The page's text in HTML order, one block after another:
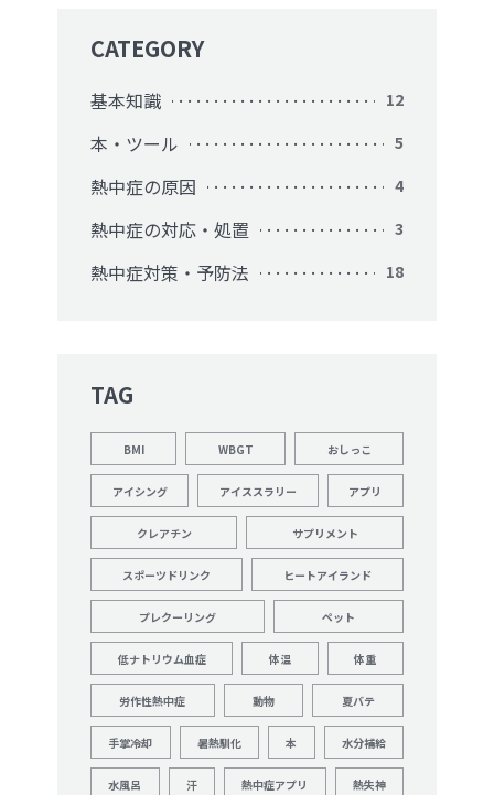
CATEGORY
基本知識 12
本・ツール 5
熱中症の原因 4
熱中症の対応・処置 3
熱中症対策・予防法 18
TAG
BMI WBGT おしっこ
アイシング アイススラリー アプリ
クレアチン サプリメント
スポーツドリンク ヒートアイランド
プレクーリング ペット
低ナトリウム血症 体温 体重
労作性熱中症 動物 夏バテ
手掌冷却 暑熱馴化 本 水分補給
水風呂 汗 熱中症アプリ 熱失神